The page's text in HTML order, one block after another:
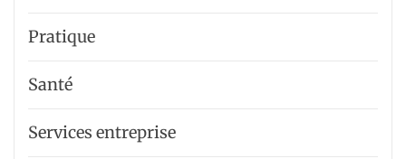
Pratique
Santé
Services entreprise